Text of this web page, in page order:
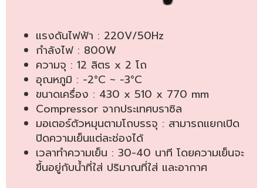
แรงดันไฟฟ้า : 220V/50Hz
กำลังไฟ : 800W
ความจุ : 12 ลิตร x 2 โถ
อุณหภูมิ : -2°C ~ -3°C
ขนาดเครื่อง : 430 x 510 x 770 mm
Compressor จากประเทศบราซิล
มอเตอร์ตัวหมุนตามโถบรรจุ : สามารถแยกเปิด
ปิดความเย็นแต่ละช่องได้
เวลาทำความเย็น : 30-40 นาที โดยความเย็นจะ
ขึ้นอยู่กับน้ำที่ใส่ ปริมาณที่ใส่ และอากาศ